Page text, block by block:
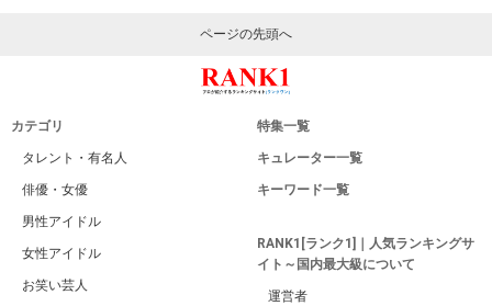
ページの先頭へ
カテゴリ
タレント・有名人
俳優・女優
男性アイドル
女性アイドル
お笑い芸人
特集一覧
キュレーター一覧
キーワード一覧
RANK1[ランク1]｜人気ランキングサ
イト～国内最大級について
運営者